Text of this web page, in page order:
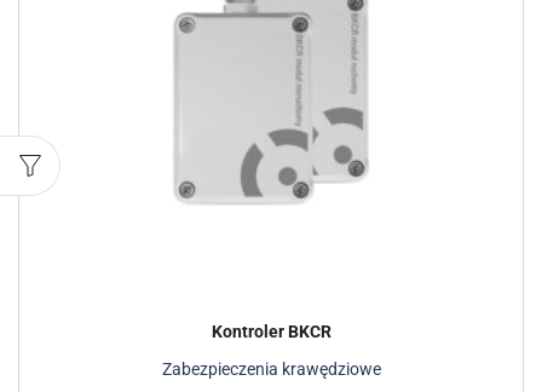
Zabezpieczenia krawędziowe
Kontroler BKCR